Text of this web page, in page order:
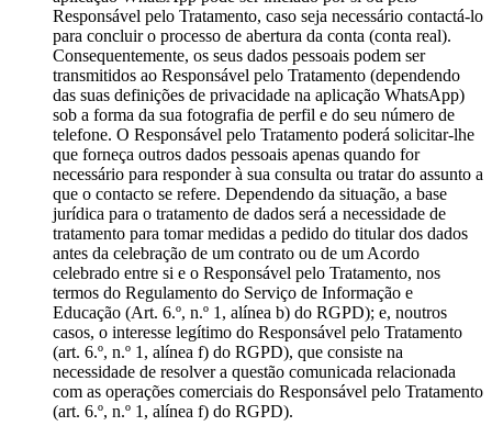
Responsável pelo Tratamento, caso seja necessário contactá-lo
para concluir o processo de abertura da conta (conta real).
Consequentemente, os seus dados pessoais podem ser
transmitidos ao Responsável pelo Tratamento (dependendo
das suas definições de privacidade na aplicação WhatsApp)
sob a forma da sua fotografia de perfil e do seu número de
telefone. O Responsável pelo Tratamento poderá solicitar-lhe
que forneça outros dados pessoais apenas quando for
necessário para responder à sua consulta ou tratar do assunto a
que o contacto se refere. Dependendo da situação, a base
jurídica para o tratamento de dados será a necessidade de
tratamento para tomar medidas a pedido do titular dos dados
antes da celebração de um contrato ou de um Acordo
celebrado entre si e o Responsável pelo Tratamento, nos
termos do Regulamento do Serviço de Informação e
Educação (Art. 6.º, n.º 1, alínea b) do RGPD); e, noutros
casos, o interesse legítimo do Responsável pelo Tratamento
(art. 6.º, n.º 1, alínea f) do RGPD), que consiste na
necessidade de resolver a questão comunicada relacionada
com as operações comerciais do Responsável pelo Tratamento
(art. 6.º, n.º 1, alínea f) do RGPD).